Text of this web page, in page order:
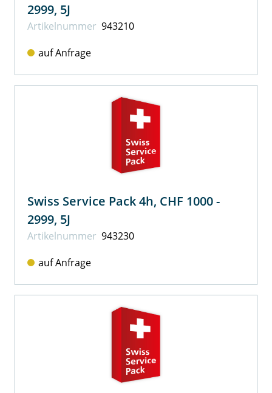
2999, 5J
Artikel­nummer 943210
auf Anfrage
Swiss Service Pack 4h, CHF 1000 -
2999, 5J
Artikel­nummer 943230
auf Anfrage